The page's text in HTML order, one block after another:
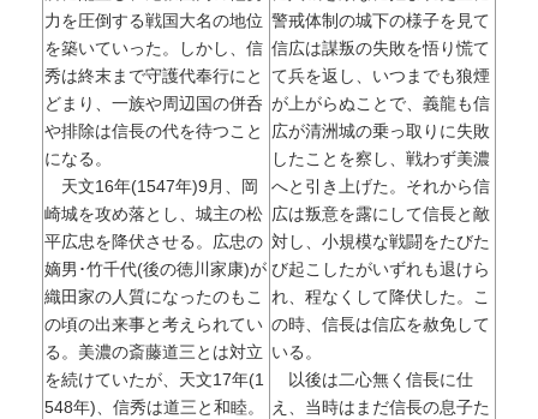
力を圧倒する戦国大名の地位
を築いていった。しかし、信
秀は終末まで守護代奉行にと
どまり、一族や周辺国の併呑
や排除は信長の代を待つこと
になる。
天文16年(1547年)9月、岡
崎城を攻め落とし、城主の松
平広忠を降伏させる。広忠の
嫡男･竹千代(後の徳川家康)が
織田家の人質になったのもこ
の頃の出来事と考えられてい
る。美濃の斎藤道三とは対立
を続けていたが、天文17年(1
548年)、信秀は道三と和睦。
警戒体制の城下の様子を見て
信広は謀叛の失敗を悟り慌て
て兵を返し、いつまでも狼煙
が上がらぬことで、義龍も信
広が清洲城の乗っ取りに失敗
したことを察し、戦わず美濃
へと引き上げた。それから信
広は叛意を露にして信長と敵
対し、小規模な戦闘をたびた
び起こしたがいずれも退けら
れ、程なくして降伏した。こ
の時、信長は信広を赦免して
いる。
以後は二心無く信長に仕
え、当時はまだ信長の息子た